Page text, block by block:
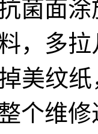
菌面
，多
美纹
个维